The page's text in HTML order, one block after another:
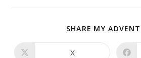
SHARE MY
X